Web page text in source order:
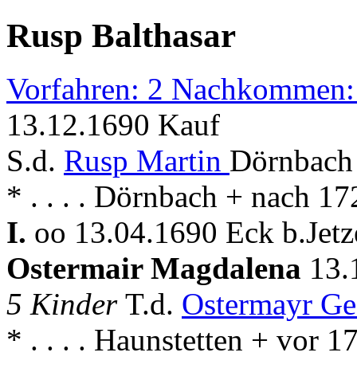
Rusp Balthasar
Vorfahren: 2
13.12.1690 Kauf
S.d. Rusp Martin
* . . . . Dörnbach + nach
I. oo 13.04.1690 Eck
Ostermair Magdalena
5 Kinder T.d. Ostermayr
* . . . . Haunstetten + vor